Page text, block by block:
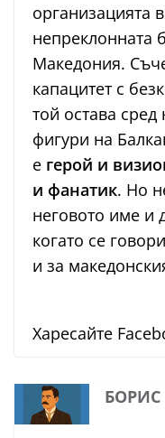
организацията
непреклонната
Македония.
капацитет с
той остава
фигури на
е герой и
и фанатик. Но
неговото име и
когато се
и за
Харесайте